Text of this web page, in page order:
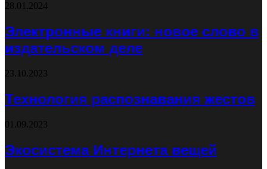
28.01.2024
Электронные книги: новое слово в
издательском деле
23.10.2023
Технология распознавания жестов
01.09.2023
Экосистема Интернета вещей